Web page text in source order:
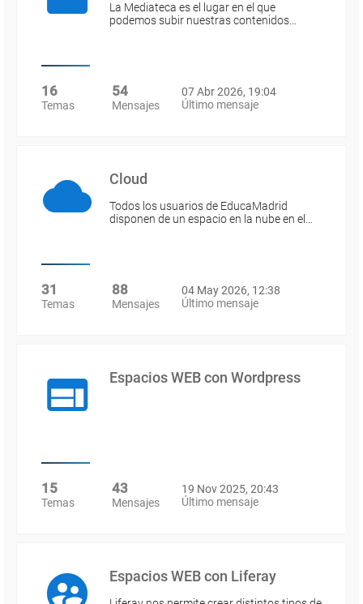
La Mediateca es el lugar en el que
podemos subir nuestras contenidos…
16
Temas
54
Mensajes
07 Abr 2026, 19:04
Último mensaje
Cloud
Todos los usuarios de EducaMadrid
disponen de un espacio en la nube en el…
31
Temas
88
Mensajes
04 May 2026, 12:38
Último mensaje
Espacios WEB con Wordpress
15
Temas
43
Mensajes
19 Nov 2025, 20:43
Último mensaje
Espacios WEB con Liferay